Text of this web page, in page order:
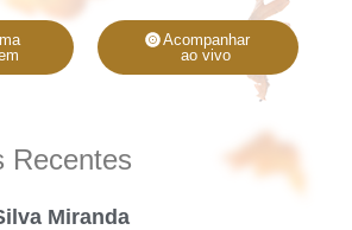
Acompanhar
ao vivo
Recentes
Miranda